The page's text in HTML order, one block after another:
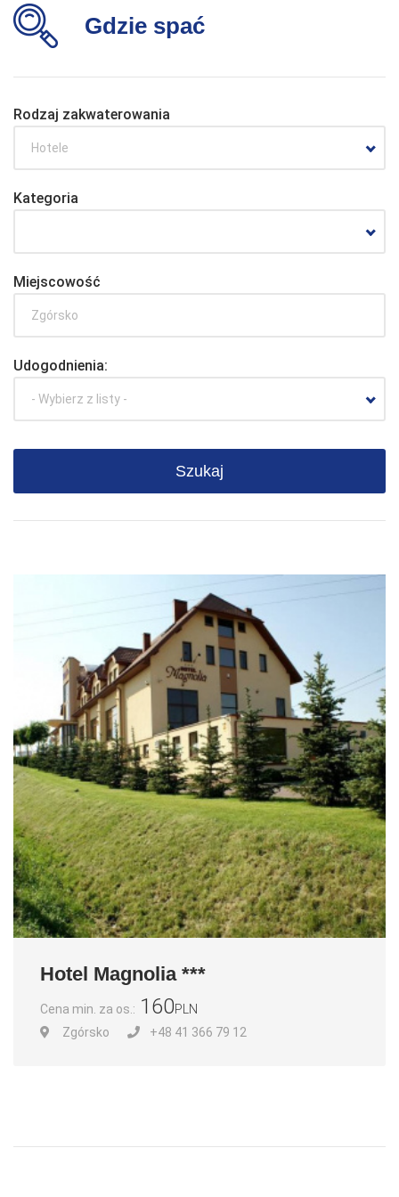
Gdzie spać
Rodzaj zakwaterowania
Hotele
Kategoria
Miejscowość
Udogodnienia:
- Wybierz z listy -
Hotel Magnolia ***
Cena min. za os.: 160PLN
Zgórsko
+48 41 366 79 12